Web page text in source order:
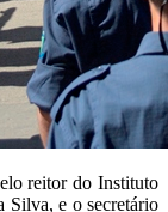
reitor do Instituto
Silva, e o secretário